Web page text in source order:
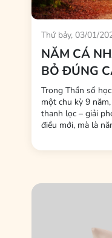
Thứ bảy, 03/01/
NĂM CÁ
BỎ ĐÚNG
QUA CHU
Trong Thần số
một chu kỳ 9
thanh lọc – giải
điều mới, mà là
toàn mới vào năm